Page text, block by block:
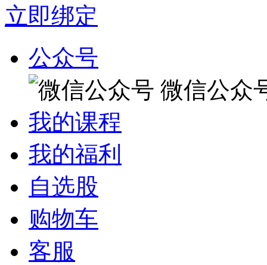
立即绑定
公众号
微信公众
我的课程
我的福利
自选股
购物车
客服